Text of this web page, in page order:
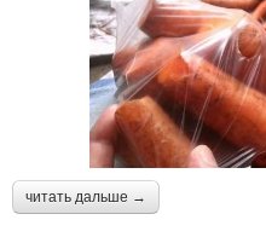
читать дальше →